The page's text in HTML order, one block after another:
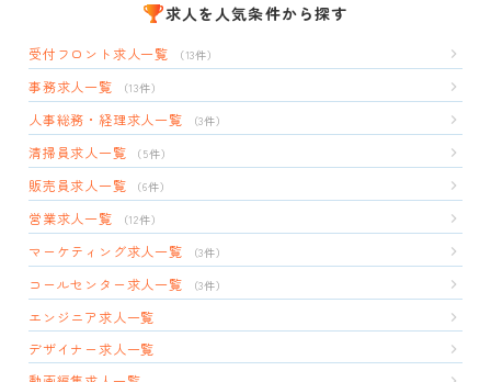
求人を人気条件から探す
受付フロント求人一覧 （13件）
事務求人一覧 （13件）
人事総務・経理求人一覧 （3件）
清掃員求人一覧 （5件）
販売員求人一覧 （6件）
営業求人一覧 （12件）
マーケティング求人一覧 （3件）
コールセンター求人一覧 （3件）
エンジニア求人一覧
デザイナー求人一覧